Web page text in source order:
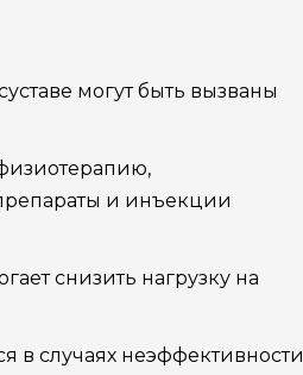
могут быть вызваны
и инъекции
снизить нагрузку на
в случаях неэффективности